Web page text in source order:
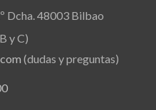
Dcha. 48003 Bilbao
y C)
(dudas y preguntas)